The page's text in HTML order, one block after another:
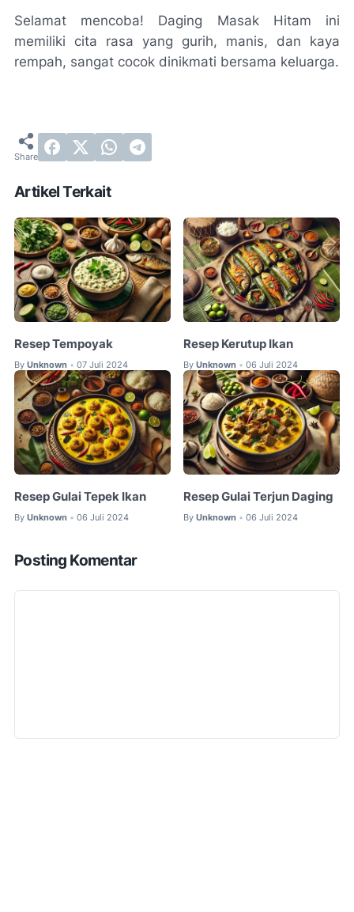
Selamat mencoba! Daging Masak Hitam ini
memiliki cita rasa yang gurih, manis, dan kaya
rempah, sangat cocok dinikmati bersama keluarga.
Artikel Terkait
Resep Tempoyak
By Unknown • 07 Juli 2024
Resep Kerutup Ikan
By Unknown • 06 Juli 2024
Resep Gulai Tepek Ikan
By Unknown • 06 Juli 2024
Resep Gulai Terjun Daging
By Unknown • 06 Juli 2024
Posting Komentar